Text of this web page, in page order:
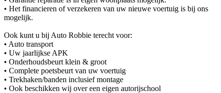
• Het financieren of verzekeren van uw nieuwe voertuig is bij ons
mogelijk.
Ook kunt u bij Auto Robbie terecht voor:
• Auto transport
• Uw jaarlijkse APK
• Onderhoudsbeurt klein & groot
• Complete poetsbeurt van uw voertuig
• Trekhaken/banden inclusief montage
• Ook beschikken wij over een eigen autorijschool